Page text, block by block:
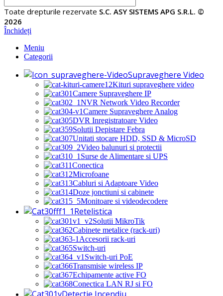
Toate drepturile rezervate S.C. ASY SISTEMS APG S.R.L. ©
2026
Închideți
Meniu
Categorii
Supraveghere Video
Kituri supraveghere video
Camere Supraveghere IP
NVR Network Video Recorder
Camere Supraveghere Analog
DVR Inregistratoare Video
Solutii Depistare Febra
Unitati stocare HDD, SSD & MicroSD
Video balunuri si protectii
Surse de Alimentare si UPS
Conectica
Microfoane
Cabluri si Adaptoare Video
Doze jonctiuni si cabinete
Monitoare si videodecodere
Retelistica
Solutii MikroTik
Cabinete metalice (rack-uri)
Accesorii rack-uri
Switch-uri
Switch-uri PoE
Transmisie wireless IP
Echipamente active FO
Conectica LAN RJ si FO